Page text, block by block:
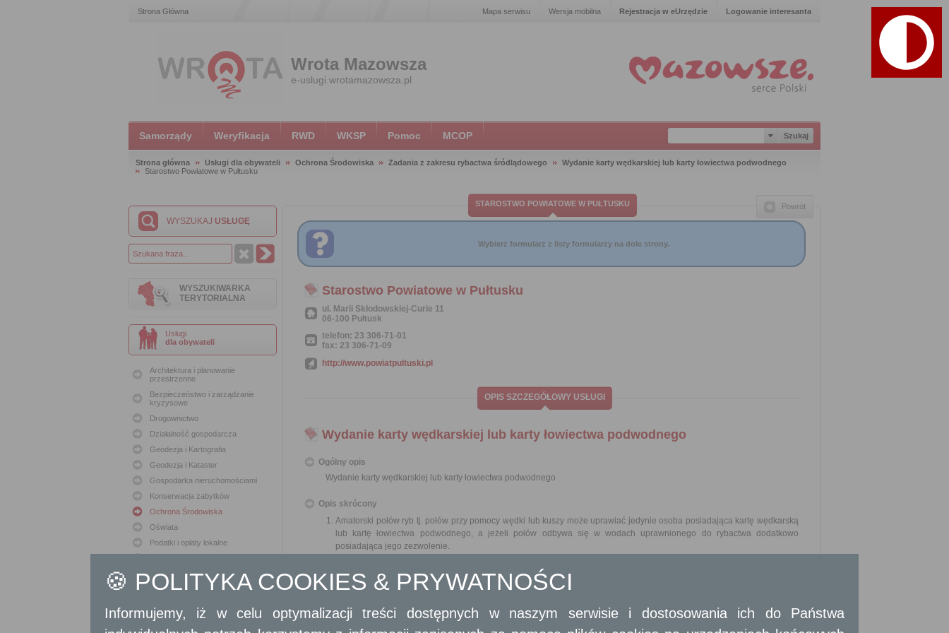
Strona Główna Mapa serwisu Wersja mobilna Rejestracja w eUrzędzie Logowanie interesanta
Wrota Mazowsza
e-uslugi.wrotamazowsza.pl
Samorządy Weryfikacja RWD WKSP Pomoc MCOP
Strona główna Usługi dla obywateli Ochrona Środowiska Zadania z zakresu rybactwa śródlądowego
Wydanie karty wędkarskiej lub karty łowiectwa podwodnego
Starostwo Powiatowe w Pułtusku
WYSZUKAJ USŁUGĘ
WYSZUKIWARKA
TERYTORIALNA
Usługi
dla obywateli
Architektura i planowanie
przestrzenne
Bezpieczeństwo i zarządzanie
kryzysowe
Drogownictwo
Działalność gospodarcza
Geodezja i Kartografia
Geodezja i Kataster
Gospodarka nieruchomościami
Konserwacja zabytków
Ochrona Środowiska
Oświata
Podatki i opłaty lokalne
Polityka społeczna
Skargi i wnioski
Sprawy komunalne
STAROSTWO POWIATOWE W PUŁTUSKU Powrót
Wybierz formularz z listy formularzy na dole strony.
Starostwo Powiatowe w Pułtusku
ul. Marii Skłodowskiej-Curie 11
06-100 Pułtusk
telefon: 23 306-71-01
fax: 23 306-71-09
http://www.powiatpultuski.pl
OPIS SZCZEGÓŁOWY USŁUGI
Wydanie karty wędkarskiej lub karty łowiectwa podwodnego
Ogólny opis
Wydanie karty wędkarskiej lub karty łowiectwa podwodnego
Opis skrócony
Amatorski połów ryb tj. połów przy pomocy wędki lub kuszy może uprawiać jedynie osoba posiadająca kartę wędkarską
lub kartę łowiectwa podwodnego, a jeżeli połów odbywa się w wodach uprawnionego do rybactwa dodatkowo
posiadająca jego zezwolenie.
(prezydent miasta), po złożeniu przez osobę zainteresowaną egzaminu ze znajomości ochrony i połowu ryb przed
komisją powołaną przez społeczną organizację amatorskiego połowu ryb.
Wymagane dokumenty
🍪 POLITYKA COOKIES & PRYWATNOŚCI
Informujemy, iż w celu optymalizacji treści dostępnych w naszym serwisie i dostosowania ich do Państwa